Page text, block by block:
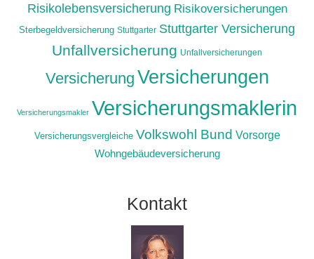
Risikolebensversicherung Risikoversicherungen
Sterbegeldversicherung Stuttgarter Stuttgarter Versicherung
Unfallversicherung Unfallversicherungen
Versicherung Versicherungen
Versicherungsmakler Versicherungsmaklerin
Versicherungsvergleiche Volkswohl Bund Vorsorge
Wohngebäudeversicherung
Kontakt